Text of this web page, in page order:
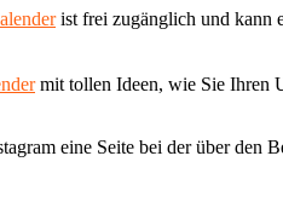
ist frei zugänglich und kann
mit tollen Ideen, wie Sie Ihren
eine Seite bei der über den